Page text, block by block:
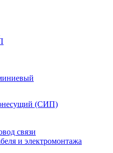
(СИП)
связи
и электромонтажа